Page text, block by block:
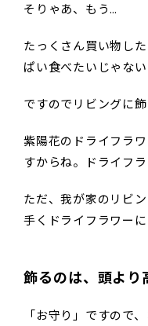
そりゃあ、もう…
たっくさん買い物し
ぱい食べたいじゃな
ですのでリビングに飾
紫陽花のドライフラ
すからね。ドライフ
ただ、我が家のリビ
手くドライフラワー
飾るのは、頭より
「お守り」ですので